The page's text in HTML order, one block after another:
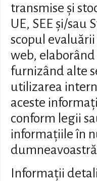
transmise și
UE, SEE și/
scopul
web,
furnizând alte
utilizarea
aceste
conform legii
informațiile în
Informații